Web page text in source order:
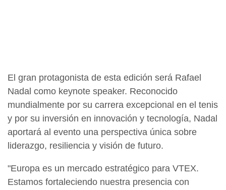
El gran protagonista de esta edición será Rafael
Nadal como keynote speaker. Reconocido
mundialmente por su carrera excepcional en el tenis
y por su inversión en innovación y tecnología, Nadal
aportará al evento una perspectiva única sobre
liderazgo, resiliencia y visión de futuro.
"Europa es un mercado estratégico para VTEX.
Estamos fortaleciendo nuestra presencia con